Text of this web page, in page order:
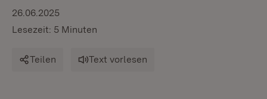
26.06.2025
Lesezeit: 5 Minuten
Teilen Text vorlesen